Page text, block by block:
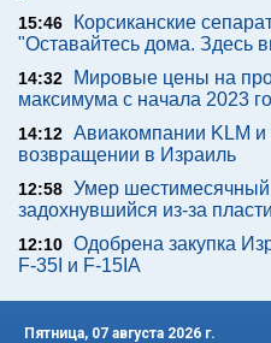
15:46
Корсиканские
"Оставайтесь дома. Здесь
14:32
Мировые цены на
максимума с начала 2023
14:12 Авиакомпании KLM
возвращении в Израиль
12:58 Умер
задохнувшийся из-за
12:10 Одобрена закупка
F-35I и F-15IA
Пятница, 07 августа 2026 г.